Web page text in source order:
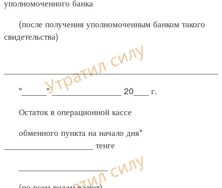
уполномоченного банка
(после получения уполномоченным банком такого
свидетельства)
"_____" ______________ 20___ г.
Остаток в операционной кассе
обменного пункта на начало дня*
__________________ тенге